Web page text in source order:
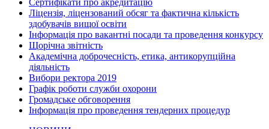
Сертифікати про акредитацію
Ліцензія, ліцензований обсяг та фактична кількість
здобувачів вищої освіти
Інформація про вакантні посади та проведення конкурсу
Щорічна звітність
Академічна доброчесність, етика, антикорупційна
діяльність
Вибори ректора 2019
Графік роботи служби охорони
Громадське обговорення
Інформація про проведення тендерних процедур